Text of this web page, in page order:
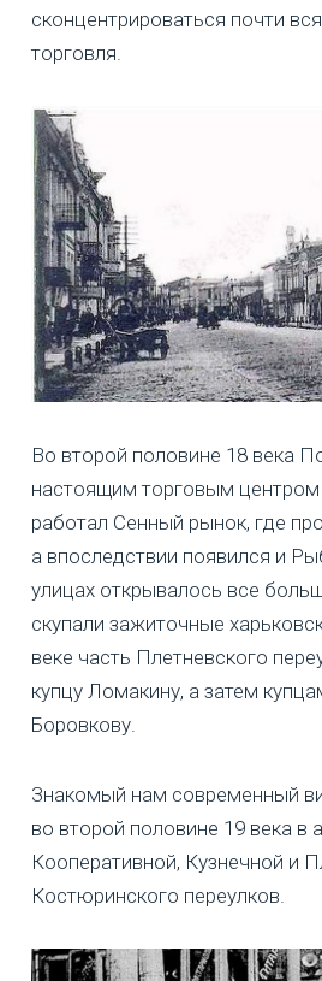
сконцентрироваться почти
торговля.
Во второй половине 18 века
настоящим торговым центром
работал Сенный рынок, где
а впоследствии появился и
улицах открывалось все
скупали зажиточные
веке часть Плетневского
купцу Ломакину, а затем
Боровкову.
Знакомый нам современный
во второй половине 19 века в
Кооперативной, Кузнечной и
Костюринского переулков.